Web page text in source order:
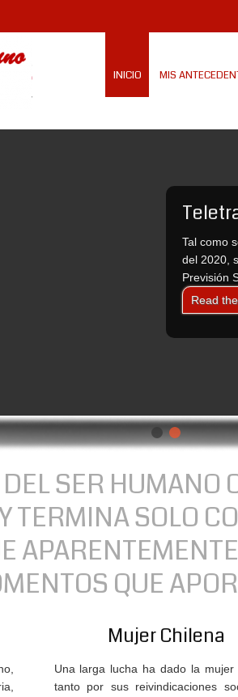
INICIO MIS
Tal como
del 2020,
Previsión
Read
SER HUMANO
TERMINA SOLO
QUE
Mujer Chilena
Una larga lucha ha dado la mujer
tanto por sus reivindicaciones